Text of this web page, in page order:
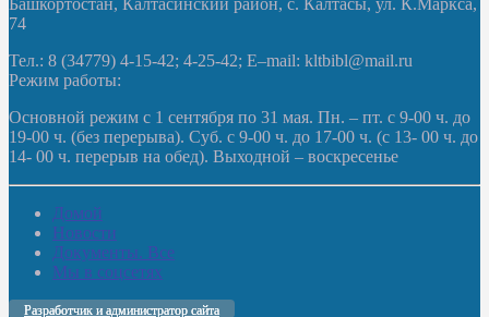
Башкортостан, Калтасинский район, с. Калтасы, ул. К.Маркса,
74
Тел.: 8 (34779) 4-15-42; 4-25-42; E–mail: kltbibl@mail.ru
Режим работы:
Основной режим с 1 сентября по 31 мая. Пн. – пт. с 9-00 ч. до
19-00 ч. (без перерыва). Суб. с 9-00 ч. до 17-00 ч. (с 13- 00 ч. до
14- 00 ч. перерыв на обед). Выходной – воскресенье
Домой
Новости
Документы. Все
Мы в соцсетях
Разработчик и администратор сайта